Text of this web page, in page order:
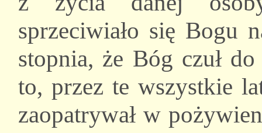
sprzeciwiało się Bogu
stopnia, że Bóg czuł
to, przez te wszystkie
zaopatrywał w